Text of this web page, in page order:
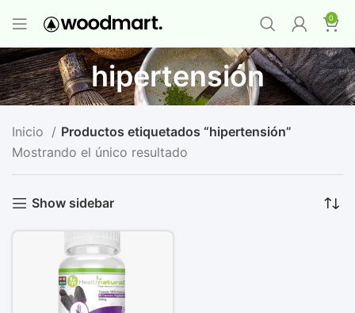
0
hipertensión
Inicio
Productos etiquetados “hipertensión”
Mostrando el único resultado
Show sidebar
Premium-Compra 12 unidades y llévate 1
GRATIS ¡LO QUIERO YA